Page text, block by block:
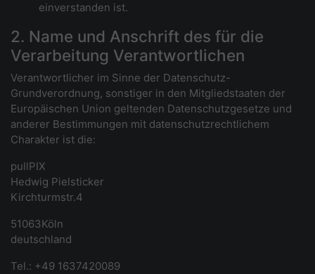
einverstanden ist.
2. Name und Anschrift des für die
Verarbeitung Verantwortlichen
Verantwortlicher im Sinne der Datenschutz-
Grundverordnung, sonstiger in den Mitgliedstaaten der
Europäischen Union geltenden Datenschutzgesetze und
anderer Bestimmungen mit datenschutzrechtlichem
Charakter ist die:
pullPIX
Hedwig Pielsticker
Kirchturmstr.4
51063Köln
deutschland
Tel.: +49 1637420089